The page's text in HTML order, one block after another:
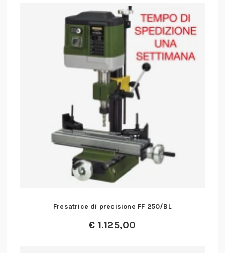
Fresatrice di precisione FF 250/BL
€ 1.125,00